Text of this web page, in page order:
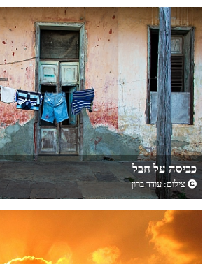
כביסה על חבל
צילום: עודד ברון